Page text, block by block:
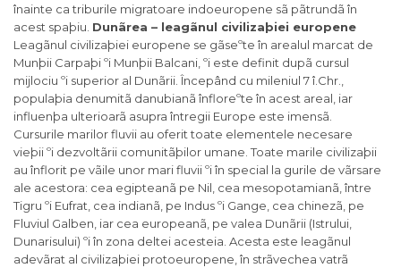
înainte ca triburile migratoare indoeuropene sã pãtrundã în
acest spaþiu. Dunãrea – leagãnul civilizaþiei europene
Leagãnul civilizaþiei europene se gãseºte în arealul marcat de
Munþii Carpaþi ºi Munþii Balcani, ºi este definit dupã cursul
mijlociu ºi superior al Dunãrii. Începând cu mileniul 7 î.Chr.,
populaþia denumitã danubianã înfloreºte în acest areal, iar
influenþa ulterioarã asupra întregii Europe este imensã.
Cursurile marilor fluvii au oferit toate elementele necesare
vieþii ºi dezvoltãrii comunitãþilor umane. Toate marile civilizaþii
au înflorit pe vãile unor mari fluvii ºi în special la gurile de vãrsare
ale acestora: cea egipteanã pe Nil, cea mesopotamianã, între
Tigru ºi Eufrat, cea indianã, pe Indus ºi Gange, cea chinezã, pe
Fluviul Galben, iar cea europeanã, pe valea Dunãrii (Istrului,
Dunarisului) ºi în zona deltei acesteia. Acesta este leagãnul
adevãrat al civilizaþiei protoeuropene, în strãvechea vatrã